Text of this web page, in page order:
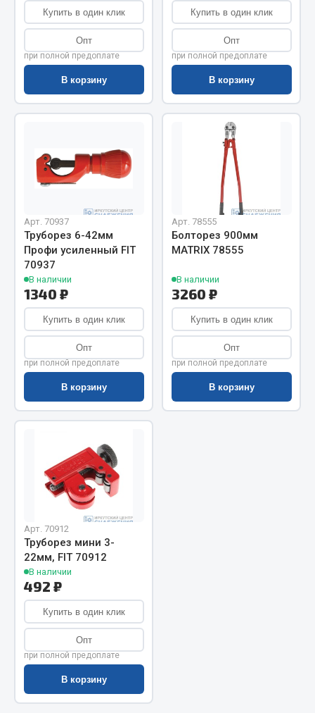
Весь раздел
Цепи подъёмные
Весь раздел
Кольца уплотнительные
Паронит
Патрубки
Прокладки
Рукава высокого давления
Показать ещё
Весь раздел
Автомобильная электрика
Блоки реле и предохранителей
Вилки нагрузочные
Выключатели и переключатели клавишные
Выключатели кнопочные
Выключатель массы
Изолента
Весь раздел
Запчасти на полуприцепы
Амортизаторы для полуприцепов
Купить в один клик
Опт
при полной предоплате
В корзину
Купить в один клик
Опт
при полной предоплате
В корзину
Арт. 70937
Труборез 6-42мм
Профи усиленный FIT
70937
В наличии
1340 ₽
Купить в один клик
Опт
при полной предоплате
В корзину
Арт. 78555
Болторез 900мм
MATRIX 78555
В наличии
3260 ₽
Купить в один клик
Опт
при полной предоплате
В корзину
Арт. 70912
Труборез мини 3-
22мм, FIT 70912
В наличии
492 ₽
Купить в один клик
Опт
при полной предоплате
В корзину